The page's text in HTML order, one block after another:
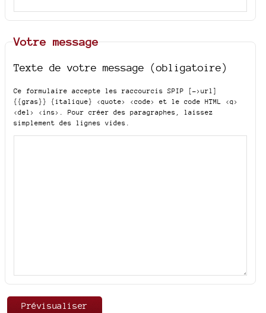
Votre message
Texte de votre message (obligatoire)
Ce formulaire accepte les raccourcis SPIP
[->url]
{{gras}} {italique} <quote> <code>
et le code HTML <q>
<del> <ins>
. Pour créer des paragraphes, laissez
simplement des lignes vides.